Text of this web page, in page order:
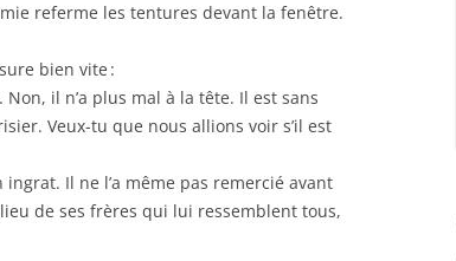
referme les tentures devant la fenêtre.
bien vite :
il n’a plus mal à la tête. Il est sans
Veux-tu que nous allions voir s’il est
Il ne l’a même pas remercié avant
de ses frères qui lui ressemblent tous,